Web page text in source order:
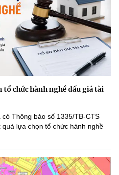
tổ chức hành nghề đấu giá tài
Thông báo số 1335/TB-CTS
lựa chọn tổ chức hành nghề